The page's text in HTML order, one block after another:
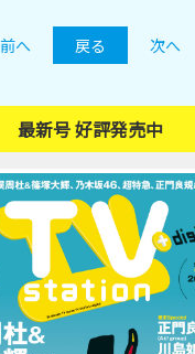
前へ 戻る 次へ
最新号 好評発売中